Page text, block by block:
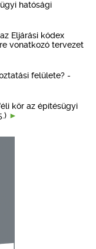
hatósági
Eljárási kódex
vonatkozó tervezet
felülete? -
kör az építésügyi